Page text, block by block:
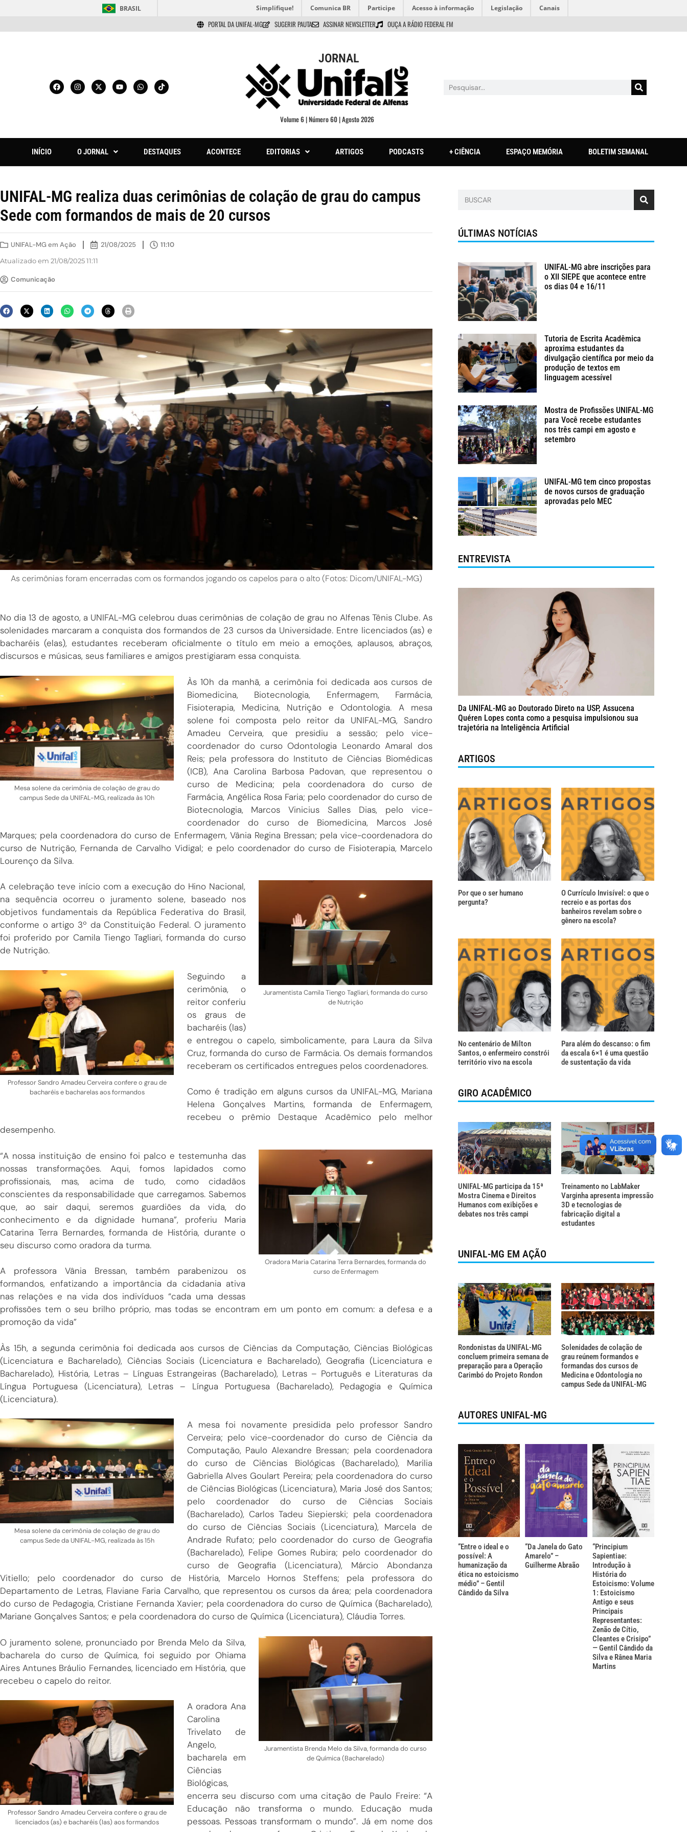
BRASIL Simplifique! Comunica BR Participe Acesso à informação Legislação Canais
PORTAL DA UNIFAL-MG SUGERIR PAUTA ASSINAR NEWSLETTER OUÇA A RÁDIO FEDERAL FM
JORNAL
Volume 6 | Número 60 | Agosto 2026
INÍCIO O JORNAL DESTAQUES ACONTECE EDITORIAS ARTIGOS PODCASTS + CIÊNCIA ESPAÇO MEMÓRIA BOLETIM SEMANAL
UNIFAL-MG realiza duas cerimônias de colação de grau do campus
Sede com formandos de mais de 20 cursos
UNIFAL-MG em Ação 21/08/2025 11:10
Atualizado em 21/08/2025 11:11
Comunicação
As cerimônias foram encerradas com os formandos jogando os capelos para o alto (Fotos: Dicom/UNIFAL-MG)
No dia 13 de agosto, a UNIFAL-MG celebrou duas cerimônias de colação de grau no Alfenas Tênis Clube. As
solenidades marcaram a conquista dos formandos de 23 cursos da Universidade. Entre licenciados (as) e
bacharéis (elas), estudantes receberam oficialmente o título em meio a emoções, aplausos, abraços,
discursos e músicas, seus familiares e amigos prestigiaram essa conquista.
Mesa solene da cerimônia de colação de grau do
campus Sede da UNIFAL-MG, realizada às 10h
Às 10h da manhã, a cerimônia foi dedicada aos cursos de
Biomedicina, Biotecnologia, Enfermagem, Farmácia,
Fisioterapia, Medicina, Nutrição e Odontologia. A mesa
solene foi composta pelo reitor da UNIFAL-MG, Sandro
Amadeu Cerveira, que presidiu a sessão; pelo vice-
coordenador do curso Odontologia Leonardo Amaral dos
Reis; pela professora do Instituto de Ciências Biomédicas
(ICB), Ana Carolina Barbosa Padovan, que representou o
curso de Medicina; pela coordenadora do curso de
Farmácia, Angélica Rosa Faria; pelo coordenador do curso de
Biotecnologia, Marcos Vinicius Salles Dias, pelo vice-
coordenador do curso de Biomedicina, Marcos José
Marques; pela coordenadora do curso de Enfermagem, Vânia Regina Bressan; pela vice-coordenadora do
curso de Nutrição, Fernanda de Carvalho Vidigal; e pelo coordenador do curso de Fisioterapia, Marcelo
Lourenço da Silva.
Juramentista Camila Tiengo Tagliari, formanda do curso
de Nutrição
A celebração teve início com a execução do Hino Nacional,
na sequência ocorreu o juramento solene, baseado nos
objetivos fundamentais da República Federativa do Brasil,
conforme o artigo 3º da Constituição Federal. O juramento
foi proferido por Camila Tiengo Tagliari, formanda do curso
de Nutrição.
Professor Sandro Amadeu Cerveira confere o grau de
bacharéis e bacharelas aos formandos
Seguindo a
cerimônia, o
reitor conferiu
os graus de
bacharéis (las)
e entregou o capelo, simbolicamente, para Laura da Silva
Cruz, formanda do curso de Farmácia. Os demais formandos
receberam os certificados entregues pelos coordenadores.
Como é tradição em alguns cursos da UNIFAL-MG, Mariana
Helena Gonçalves Martins, formanda de Enfermagem,
recebeu o prêmio Destaque Acadêmico pelo melhor
desempenho.
Oradora Maria Catarina Terra Bernardes, formanda do
curso de Enfermagem
“A nossa instituição de ensino foi palco e testemunha das
nossas transformações. Aqui, fomos lapidados como
profissionais, mas, acima de tudo, como cidadãos
conscientes da responsabilidade que carregamos. Sabemos
que, ao sair daqui, seremos guardiões da vida, do
conhecimento e da dignidade humana”, proferiu Maria
Catarina Terra Bernardes, formanda de História, durante o
seu discurso como oradora da turma.
A professora Vânia Bressan, também parabenizou os
formandos, enfatizando a importância da cidadania ativa
nas relações e na vida dos indivíduos “cada uma dessas
profissões tem o seu brilho próprio, mas todas se encontram em um ponto em comum: a defesa e a
promoção da vida”
Às 15h, a segunda cerimônia foi dedicada aos cursos de Ciências da Computação, Ciências Biológicas
(Licenciatura e Bacharelado), Ciências Sociais (Licenciatura e Bacharelado), Geografia (Licenciatura e
Bacharelado), História, Letras – Línguas Estrangeiras (Bacharelado), Letras – Português e Literaturas da
Língua Portuguesa (Licenciatura), Letras – Língua Portuguesa (Bacharelado), Pedagogia e Química
(Licenciatura).
Mesa solene da cerimônia de colação de grau do
campus Sede da UNIFAL-MG, realizada às 15h
A mesa foi novamente presidida pelo professor Sandro
Cerveira; pelo vice-coordenador do curso de Ciência da
Computação, Paulo Alexandre Bressan; pela coordenadora
do curso de Ciências Biológicas (Bacharelado), Marilia
Gabriella Alves Goulart Pereira; pela coordenadora do curso
de Ciências Biológicas (Licenciatura), Maria José dos Santos;
pelo coordenador do curso de Ciências Sociais
(Bacharelado), Carlos Tadeu Siepierski; pela coordenadora
do curso de Ciências Sociais (Licenciatura), Marcela de
Andrade Rufato; pelo coordenador do curso de Geografia
(Bacharelado), Felipe Gomes Rubira; pelo coordenador do
curso de Geografia (Licenciatura), Márcio Abondanza
Vitiello; pelo coordenador do curso de História, Marcelo Hornos Steffens; pela professora do
Departamento de Letras, Flaviane Faria Carvalho, que representou os cursos da área; pela coordenadora
do curso de Pedagogia, Cristiane Fernanda Xavier; pela coordenadora do curso de Química (Bacharelado),
Mariane Gonçalves Santos; e pela coordenadora do curso de Química (Licenciatura), Cláudia Torres.
Juramentista Brenda Melo da Silva, formanda do curso
de Química (Bacharelado)
O juramento solene, pronunciado por Brenda Melo da Silva,
bacharela do curso de Química, foi seguido por Ohiama
Aires Antunes Bráulio Fernandes, licenciado em História, que
recebeu o capelo do reitor.
Professor Sandro Amadeu Cerveira confere o grau de
licenciados (as) e bacharéis (las) aos formandos
A oradora Ana
Carolina
Trivelato de
Angelo,
bacharela em
Ciências
Biológicas,
encerra seu discurso com uma citação de Paulo Freire: “A
Educação não transforma o mundo. Educação muda
pessoas. Pessoas transformam o mundo”. Já em nome dos
ÚLTIMAS NOTÍCIAS
UNIFAL-MG abre inscrições para
o XII SIEPE que acontece entre
os dias 04 e 16/11
Tutoria de Escrita Acadêmica
aproxima estudantes da
divulgação científica por meio da
produção de textos em
linguagem acessível
Mostra de Profissões UNIFAL-MG
para Você recebe estudantes
nos três campi em agosto e
setembro
UNIFAL-MG tem cinco propostas
de novos cursos de graduação
aprovadas pelo MEC
ENTREVISTA
Da UNIFAL-MG ao Doutorado Direto na USP, Assucena
Quéren Lopes conta como a pesquisa impulsionou sua
trajetória na Inteligência Artificial
ARTIGOS
Por que o ser humano
pergunta?
O Currículo Invisível: o que o
recreio e as portas dos
banheiros revelam sobre o
gênero na escola?
No centenário de Milton
Santos, o enfermeiro constrói
território vivo na escola
Para além do descanso: o fim
da escala 6×1 é uma questão
de sustentação da vida
GIRO ACADÊMICO
UNIFAL-MG participa da 15ª
Mostra Cinema e Direitos
Humanos com exibições e
debates nos três campi
Treinamento no LabMaker
Varginha apresenta impressão
3D e tecnologias de
fabricação digital a
estudantes
UNIFAL-MG EM AÇÃO
Rondonistas da UNIFAL-MG
concluem primeira semana de
preparação para a Operação
Carimbó do Projeto Rondon
Solenidades de colação de
grau reúnem formandos e
formandas dos cursos de
Medicina e Odontologia no
campus Sede da UNIFAL-MG
AUTORES UNIFAL-MG
“Entre o ideal e o
possível: A
humanização da
ética no estoicismo
médio” – Gentil
Cândido da Silva
“Da Janela do Gato
Amarelo” –
Guilherme Abraão
“Principium
Sapientiae:
Introdução à
História do
Estoicismo: Volume
1: Estoicismo
Antigo e seus
Principais
Representantes:
Zenão de Cítio,
Cleantes e Crisipo”
— Gentil Cândido da
Silva e Rânea Maria
Martins